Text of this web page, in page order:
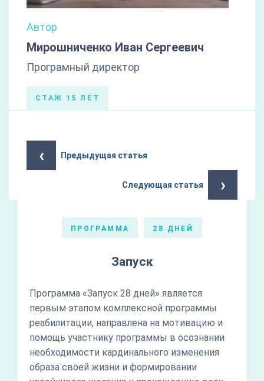
Автор
Мирошниченко Иван Сергеевич
Програмный директор
СТАЖ 15 ЛЕТ
‹ Предыдущая статья
Следующая статья ›
ПРОГРАММА 28 ДНЕЙ
Запуск
Программа «Запуск 28 дней» является
первым этапом комплексной программы
реабилитации, направлена на мотивацию и
помощь участнику программы в осознании
необходимости кардинального изменения
образа своей жизни и формировании